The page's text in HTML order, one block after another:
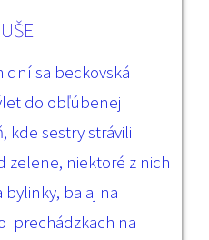
dní sa beckovská
do obľúbenej
kde sestry strávili
zelene, niektoré z nich
ba aj na
prechádzkach na